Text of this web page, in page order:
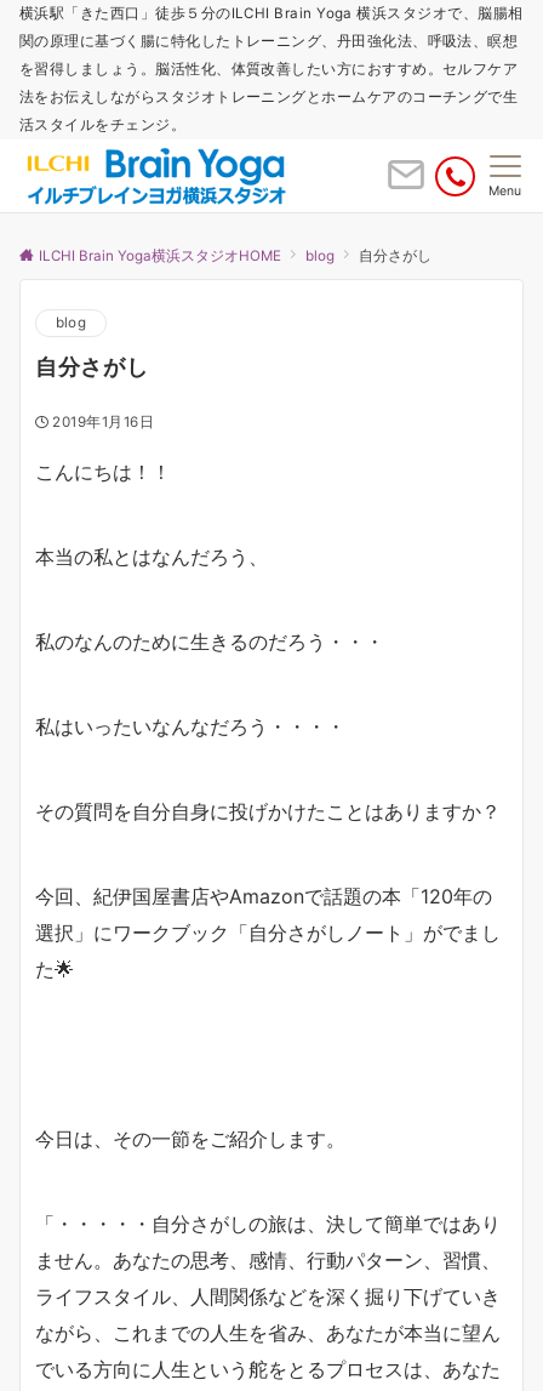
横浜駅「きた西口」徒歩５分のILCHI Brain Yoga 横浜スタジオで、脳腸相
関の原理に基づく腸に特化したトレーニング、丹田強化法、呼吸法、瞑想
を習得しましょう。脳活性化、体質改善したい方におすすめ。セルフケア
法をお伝えしながらスタジオトレーニングとホームケアのコーチングで生
活スタイルをチェンジ。
Menu
ILCHI Brain Yoga横浜スタジオHOME blog 自分さがし
blog
自分さがし
2019年1月16日
こんにちは！！
本当の私とはなんだろう、
私のなんのために生きるのだろう・・・
私はいったいなんなだろう・・・・
その質問を自分自身に投げかけたことはありますか？
今回、紀伊国屋書店やAmazonで話題の本「120年の
選択」にワークブック「自分さがしノート」がでまし
た🌟
今日は、その一節をご紹介します。
「・・・・・自分さがしの旅は、決して簡単ではあり
ません。あなたの思考、感情、行動パターン、習慣、
ライフスタイル、人間関係などを深く掘り下げていき
ながら、これまでの人生を省み、あなたが本当に望ん
でいる方向に人生という舵をとるプロセスは、あなた